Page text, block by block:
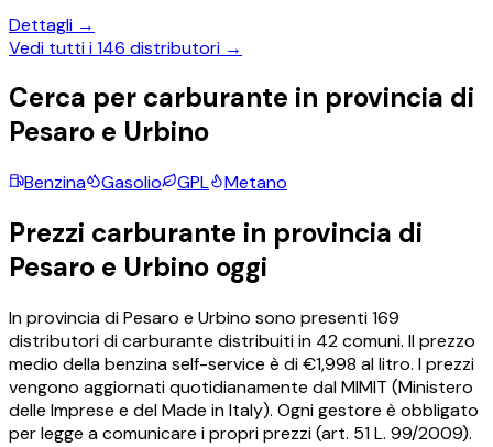
Dettagli →
Vedi tutti i146 distributori →
Cerca per carburante in provincia di
Pesaro e Urbino
Benzina Gasolio GPL Metano
Prezzi carburante in provincia di
Pesaro e Urbino oggi
In provincia diPesaro e Urbino sono presenti169
distributori di carburante distribuiti in 42comuni. Il prezzo
medio della benzina self-service è di €1,998 al litro. I prezzi
vengono aggiornati quotidianamente dal MIMIT (Ministero
delle Imprese e del Made in Italy). Ogni gestore è obbligato
per legge a comunicare i propri prezzi (art. 51 L. 99/2009).